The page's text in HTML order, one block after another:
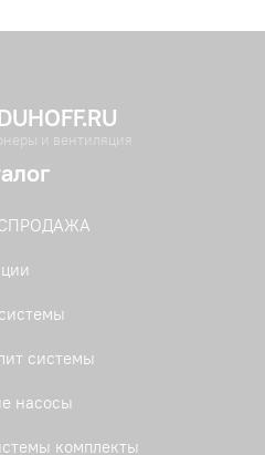
и вентиляция
системы
насосы
комплекты